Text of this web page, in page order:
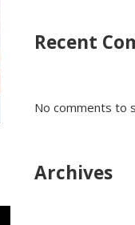
Recent
No comments to
Archives